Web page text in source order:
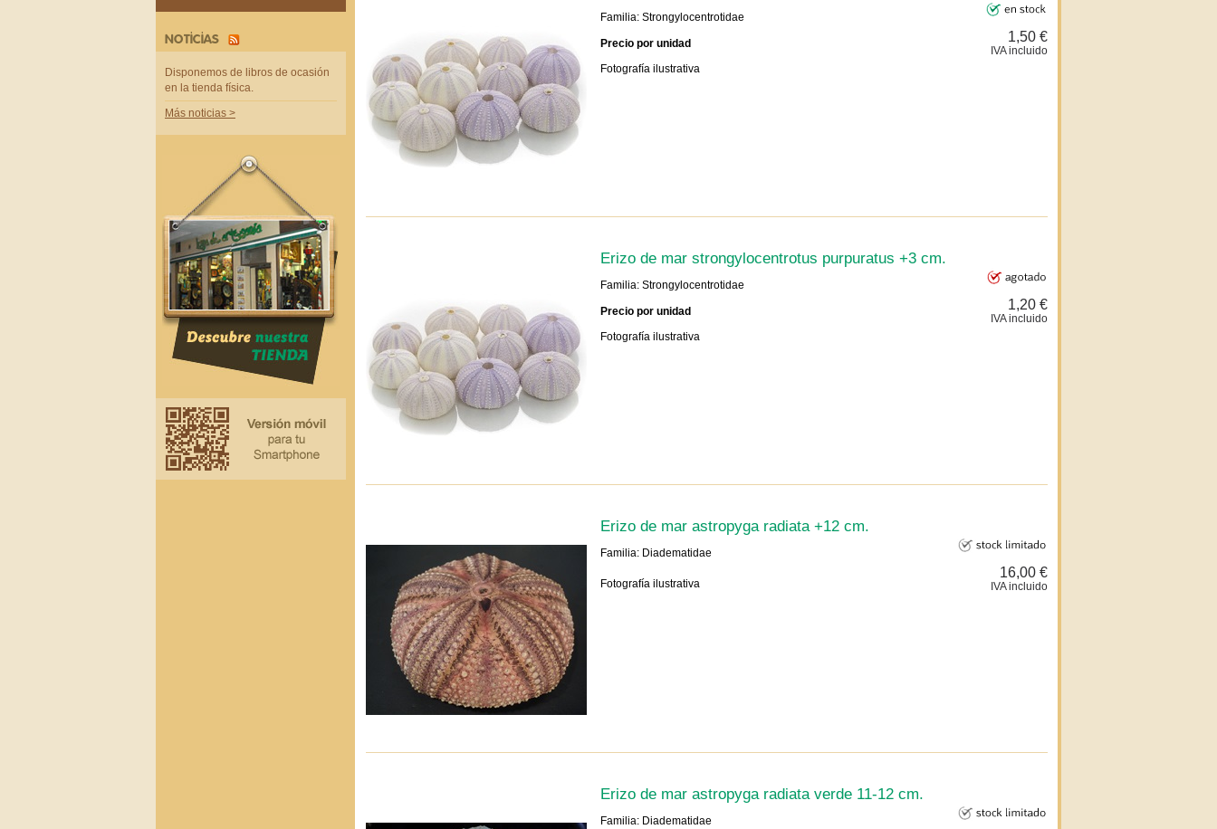
Familia: Strongylocentrotidae
Precio por unidad
Fotografía ilustrativa
1,50 €
IVA incluido
Erizo de mar strongylocentrotus purpuratus +3 cm.
Familia: Strongylocentrotidae
Precio por unidad
Fotografía ilustrativa
1,20 €
IVA incluido
Erizo de mar astropyga radiata +12 cm.
Familia: Diadematidae
Fotografía ilustrativa
16,00 €
IVA incluido
Erizo de mar astropyga radiata verde 11-12 cm.
Familia: Diadematidae
NOTICIAS
Disponemos de libros de ocasión
en la tienda física.
Más noticias >